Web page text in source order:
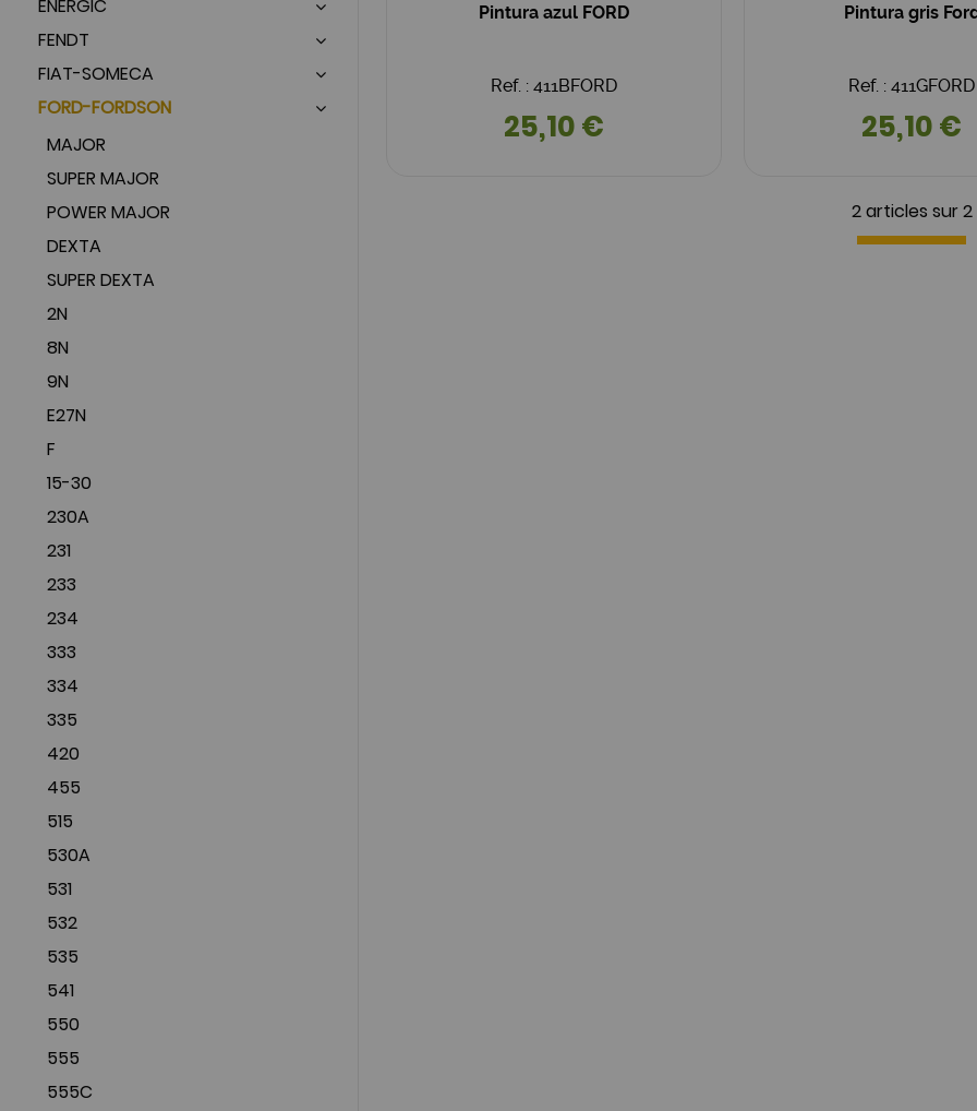
ENERGIC
FENDT
FIAT-SOMECA
FORD-FORDSON
MAJOR
SUPER MAJOR
POWER MAJOR
DEXTA
SUPER DEXTA
2N
8N
9N
E27N
F
15-30
230A
231
233
234
333
334
335
420
455
515
530A
531
532
535
541
550
555
555C
Pintura azul FORD
Ref. : 411BFORD
25,10 €
Pintura gris
Ref. : 411GFORD
25,10 €
2 articles sur 2